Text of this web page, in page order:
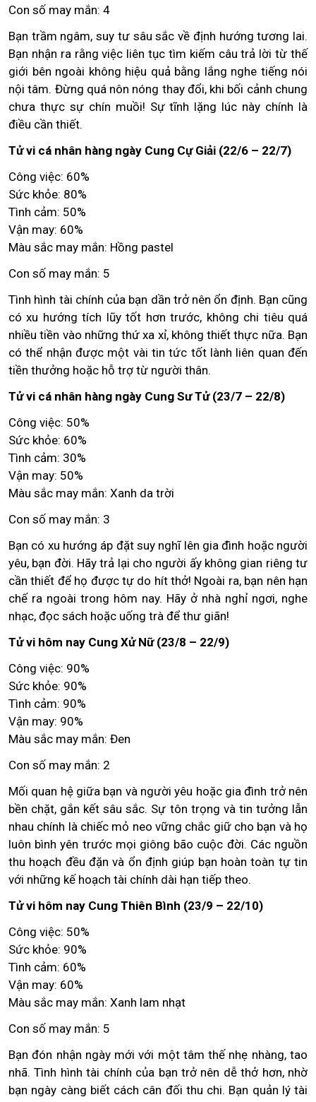
Con số may mắn: 4
Bạn trầm ngâm, suy tư sâu sắc về định hướng tương lai.
Bạn nhận ra rằng việc liên tục tìm kiếm câu trả lời từ thế
giới bên ngoài không hiệu quả bằng lắng nghe tiếng nói
nội tâm. Đừng quá nôn nóng thay đổi, khi bối cảnh chung
chưa thực sự chín muồi! Sự tĩnh lặng lúc này chính là
điều cần thiết.
Tử vi cá nhân hàng ngày Cung Cự Giải (22/6 – 22/7)
Công việc: 60%
Sức khỏe: 80%
Tình cảm: 50%
Vận may: 60%
Màu sắc may mắn: Hồng pastel
Con số may mắn: 5
Tình hình tài chính của bạn dần trở nên ổn định. Bạn cũng
có xu hướng tích lũy tốt hơn trước, không chi tiêu quá
nhiều tiền vào những thứ xa xỉ, không thiết thực nữa. Bạn
có thể nhận được một vài tin tức tốt lành liên quan đến
tiền thưởng hoặc hỗ trợ từ người thân.
Tử vi cá nhân hàng ngày Cung Sư Tử (23/7 – 22/8)
Công việc: 50%
Sức khỏe: 60%
Tình cảm: 30%
Vận may: 50%
Màu sắc may mắn: Xanh da trời
Con số may mắn: 3
Bạn có xu hướng áp đặt suy nghĩ lên gia đình hoặc người
yêu, bạn đời. Hãy trả lại cho người ấy không gian riêng tư
cần thiết để họ được tự do hít thở! Ngoài ra, bạn nên hạn
chế ra ngoài trong hôm nay. Hãy ở nhà nghỉ ngơi, nghe
nhạc, đọc sách hoặc uống trà để thư giãn!
Tử vi hôm nay Cung Xử Nữ (23/8 – 22/9)
Công việc: 90%
Sức khỏe: 90%
Tình cảm: 90%
Vận may: 90%
Màu sắc may mắn: Đen
Con số may mắn: 2
Mối quan hệ giữa bạn và người yêu hoặc gia đình trở nên
bền chặt, gắn kết sâu sắc. Sự tôn trọng và tin tưởng lẫn
nhau chính là chiếc mỏ neo vững chắc giữ cho bạn và họ
luôn bình yên trước mọi giông bão cuộc đời. Các nguồn
thu hoạch đều đặn và ổn định giúp bạn hoàn toàn tự tin
với những kế hoạch tài chính dài hạn tiếp theo.
Tử vi hôm nay Cung Thiên Bình (23/9 – 22/10)
Công việc: 50%
Sức khỏe: 90%
Tình cảm: 60%
Vận may: 60%
Màu sắc may mắn: Xanh lam nhạt
Con số may mắn: 5
Bạn đón nhận ngày mới với một tâm thế nhẹ nhàng, tao
nhã. Tình hình tài chính của bạn trở nên dễ thở hơn, nhờ
bạn ngày càng biết cách cân đối thu chi. Bạn quản lý tài